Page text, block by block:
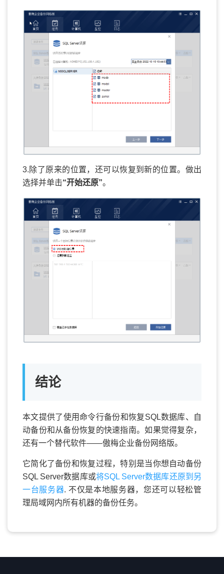
3.除了原来的位置，还可以恢复到新的位置。做出
选择并单击“开始还原”。
结论
本文提供了使用命令行备份和恢复SQL数据库、自
动备份和从备份恢复的快速指南。如果觉得复杂，
还有一个替代软件——傲梅企业备份网络版。
它简化了备份和恢复过程，特别是当你想自动备份
SQL Server数据库或将SQL Server数据库还原到另
一台服务器. 不仅是本地服务器，您还可以轻松管
理局域网内所有机器的备份任务。